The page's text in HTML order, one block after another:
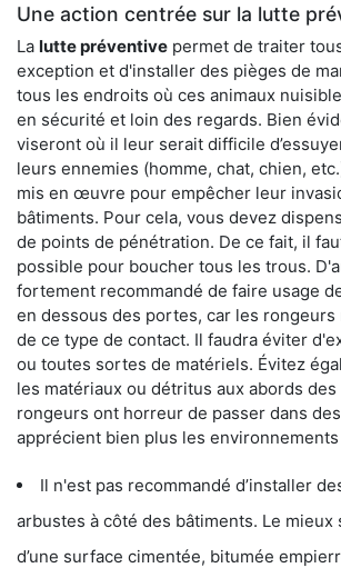
Une action centrée sur la lutte
La lutte préventive permet de traiter
exception et d'installer des pièges de
tous les endroits où ces animaux
en sécurité et loin des regards. Bien
viseront où il leur serait difficile
leurs ennemies (homme, chat, chien,
mis en œuvre pour empêcher leur
bâtiments. Pour cela, vous devez
de points de pénétration. De ce fait, il
possible pour boucher tous les trous.
fortement recommandé de faire usage
en dessous des portes, car les rongeurs
de ce type de contact. Il faudra éviter
ou toutes sortes de matériels. Évitez
les matériaux ou détritus aux abords
rongeurs ont horreur de passer dans
apprécient bien plus les
Il n'est pas recommandé d’installer
arbustes à côté des bâtiments. Le
d’une surface cimentée, bitumée